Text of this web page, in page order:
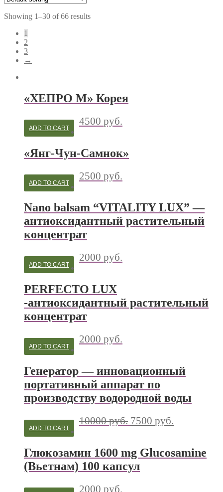
Showing 1–30 of 66 results
1
2
3
→
«ХЕПРО М» Корея
4500 руб.
ADD TO CART
«Янг-Чун-Самнок»
2500 руб.
ADD TO CART
Nano balsam “VITALITY LUX” —
антиоксидантный растительный
концентрат
2000 руб.
ADD TO CART
PERFECTO LUX
-антиоксидантный растительный
концентрат
2000 руб.
ADD TO CART
Генератор — инновационный
портативный аппарат по
производству водородной воды
10000руб. 7500 руб.
ADD TO CART
Глюкозамин 1600 mg Glucosamine
(Вьетнам) 100 капсул
2000 руб.